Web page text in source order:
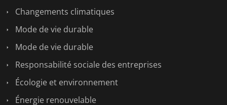
Changements climatiques
Mode de vie durable
Mode de vie durable
Responsabilité sociale des entreprises
Écologie et environnement
Énergie renouvelable